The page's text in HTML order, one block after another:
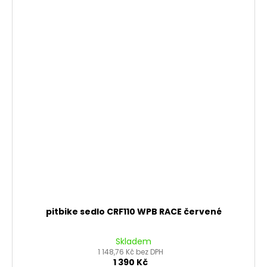
pitbike sedlo CRF110 WPB RACE červené
Skladem
1 148,76 Kč bez DPH
1 390 Kč